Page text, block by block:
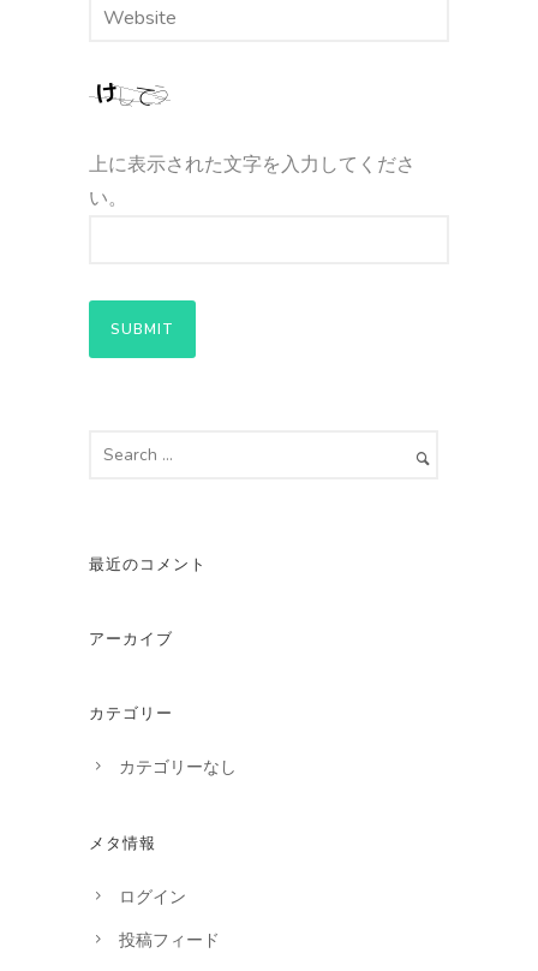
上に表示された文字を入力してくださ
い。
最近のコメント
アーカイブ
カテゴリー
カテゴリーなし
メタ情報
ログイン
投稿フィード